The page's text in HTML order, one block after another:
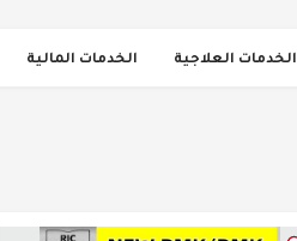
الخدمات العلاجية الخدمات المالية